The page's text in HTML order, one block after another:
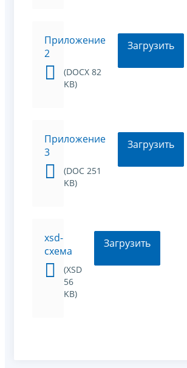
Приложение
2
(DOCX 82
KB)
Загрузить
Приложение
3
(DOC 251
KB)
Загрузить
xsd-
схема
(XSD
56
KB)
Загрузить